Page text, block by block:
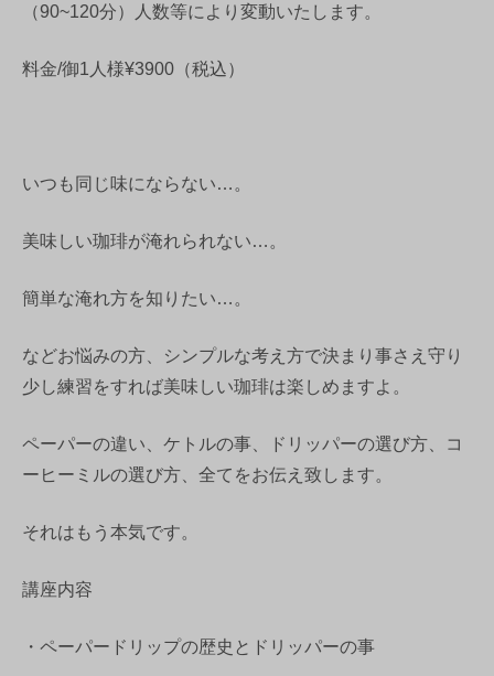
（90~120分）人数等により変動いたします。
料金/御1人様¥3900（税込）
いつも同じ味にならない…。
美味しい珈琲が淹れられない…。
簡単な淹れ方を知りたい…。
などお悩みの方、シンプルな考え方で決まり事さえ守り
少し練習をすれば美味しい珈琲は楽しめますよ。
ペーパーの違い、ケトルの事、ドリッパーの選び方、コ
ーヒーミルの選び方、全てをお伝え致します。
それはもう本気です。
講座内容
・ペーパードリップの歴史とドリッパーの事